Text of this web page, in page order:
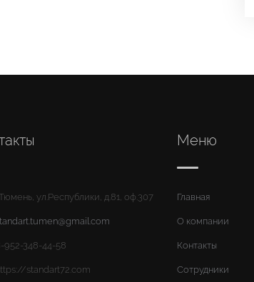
ул.Республики, д.81, оф.307
952-348-44-58
standart72.com
Меню
Главная
О компании
Контакты
Сотрудники